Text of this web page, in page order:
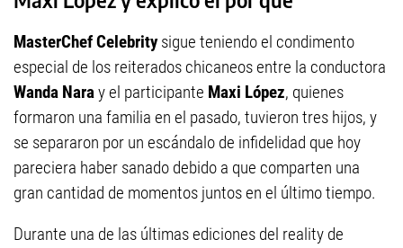
MasterChef Celebritysigue teniendo el condimento
especial de los reiterados chicaneos entre la conductora
Wanda Naray el participante Maxi López, quienes
formaron una familia en el pasado, tuvieron tres hijos, y
se separaron por un escándalo de infidelidad que hoy
pareciera haber sanado debido a que comparten una
gran cantidad de momentos juntos en el último tiempo.
Durante una de las últimas ediciones del reality de